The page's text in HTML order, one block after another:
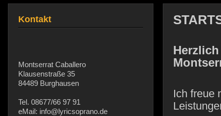
Ich freue
Kontakt
Montserrat Caballero
Klausenstraße 35
84489 Burghausen
Tel. 08677/66 97 91
eMail: info@lyricsoprano.de